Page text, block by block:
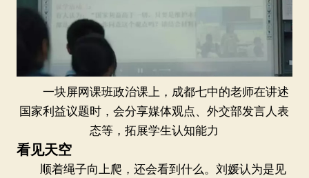
一块屏网课班政治课上，成都七中的老师在讲述
国家利益议题时，会分享媒体观点、外交部发言人表
态等，拓展学生认知能力
看见天空
顺着绳子向上爬，还会看到什么。刘媛认为是见